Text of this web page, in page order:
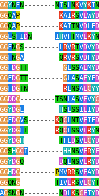
GGYNFN--------NISL NKVYKIN
GGQAP----------KAIRSVEWYD
GGQAP----------KAITNVDLFD
GGL SFIDN------IHVFTMVEKYN
GGFNGS---------L RVRTVDVYD
GGFNGA---------QRVRSVDFYD
GGFDGTT---------GL SSAEMYD
GGFDGTT---------GLASAEYFD
GGFDGTN---------RL NSAECYY
GGDDG---------TSNLASVEVYC
GGYDGL ---------HSL SSIEIYD
GGFDGVS-------KQCL NTVEIFD
GGYDGFT-------RQCL SSVERYN
GGYDGH---------TFL DSVECYD
GGSHGCI---------HHNSVERYE
GGYDGQ---------DQL NSVERYD
GGHDG---------PMVRRSVEAYD
GGQNG---------TIVERSVECYT
GSNGN---------NDL KSCEIYD